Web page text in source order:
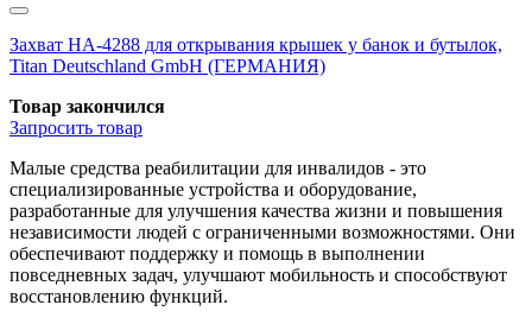
Захват НА-4288 для открывания крышек у банок и бутылок,
Titan Deutschland GmbH (ГЕРМАНИЯ)
Товар закончился
Запросить товар
Малые средства реабилитации для инвалидов - это
специализированные устройства и оборудование,
разработанные для улучшения качества жизни и повышения
независимости людей с ограниченными возможностями. Они
обеспечивают поддержку и помощь в выполнении
повседневных задач, улучшают мобильность и способствуют
восстановлению функций.